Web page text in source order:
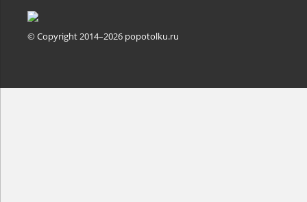
© Copyright 2014–2026 popotolku.ru